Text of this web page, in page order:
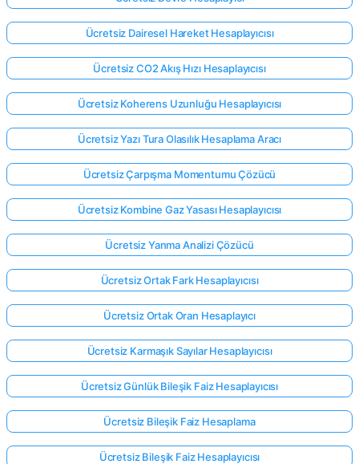
Ücretsiz Dairesel Hareket Hesaplayıcısı
Ücretsiz CO2 Akış Hızı Hesaplayıcısı
Ücretsiz Koherens Uzunluğu Hesaplayıcısı
Ücretsiz Yazı Tura Olasılık Hesaplama Aracı
Ücretsiz Çarpışma Momentumu Çözücü
Ücretsiz Kombine Gaz Yasası Hesaplayıcısı
Ücretsiz Yanma Analizi Çözücü
Ücretsiz Ortak Fark Hesaplayıcısı
Ücretsiz Ortak Oran Hesaplayıcı
Ücretsiz Karmaşık Sayılar Hesaplayıcısı
Ücretsiz Günlük Bileşik Faiz Hesaplayıcısı
Ücretsiz Bileşik Faiz Hesaplama
Ücretsiz Bileşik Faiz Hesaplayıcısı